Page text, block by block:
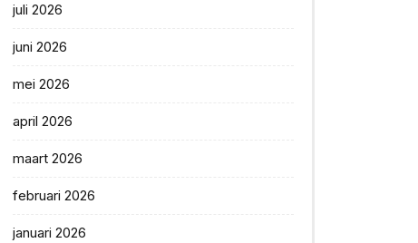
juli 2026
juni 2026
mei 2026
april 2026
maart 2026
februari 2026
januari 2026